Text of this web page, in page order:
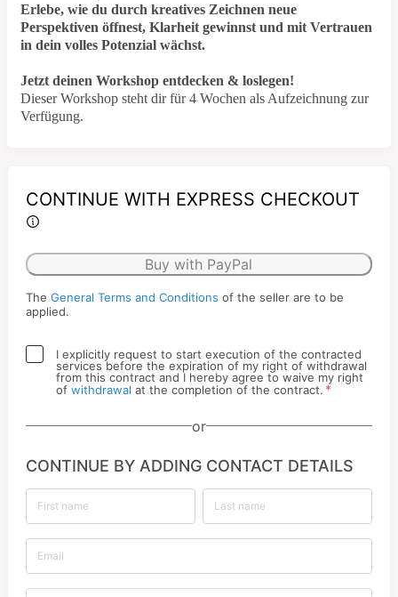
Erlebe, wie du durch kreatives Zeichnen neue
Perspektiven öffnest, Klarheit gewinnst und mit Vertrauen
in dein volles Potenzial wächst.
Jetzt deinen Workshop entdecken & loslegen!
Dieser Workshop steht dir für 4 Wochen als Aufzeichnung zur
Verfügung.
CONTINUE WITH EXPRESS CHECKOUT
Buy with PayPal
The General Terms and Conditions of the seller are to be
applied.
I explicitly request to start execution of the contracted
services before the expiration of my right of withdrawal
from this contract and I hereby agree to waive my right
of withdrawal at the completion of the contract. *
or
CONTINUE BY ADDING CONTACT DETAILS